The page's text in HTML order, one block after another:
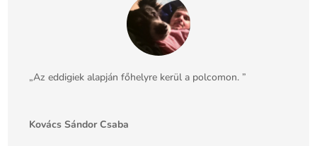
„Az eddigiek alapján főhelyre kerül a polcomon. ”
Kovács Sándor Csaba